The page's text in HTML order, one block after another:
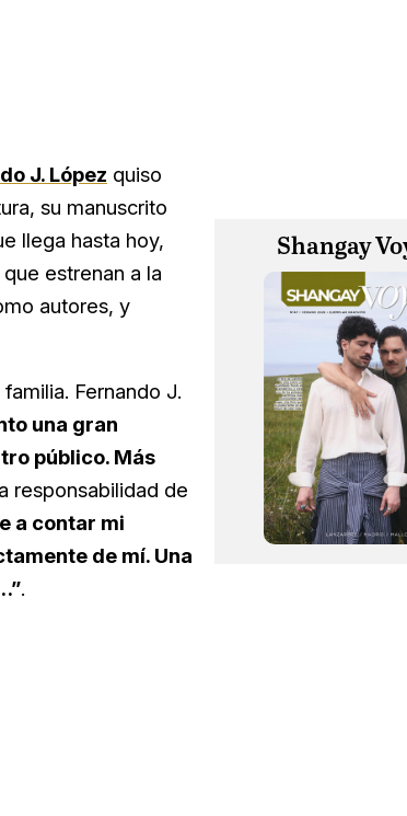
J. López quiso
su manuscrito
llega hasta hoy,
estrenan a la
autores, y
Fernando J.
una gran
público. Más
responsabilidad de
a contar mi
de mí. Una
.
Shangay